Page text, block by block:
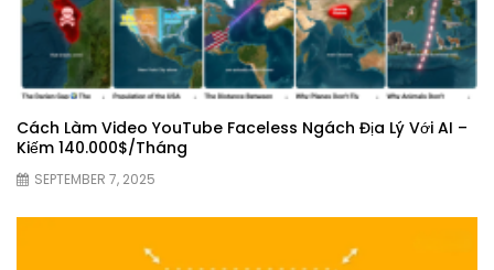
Cách Làm Video YouTube Faceless Ngách Địa Lý Với AI –
Kiếm 140.000$/Tháng
SEPTEMBER 7, 2025